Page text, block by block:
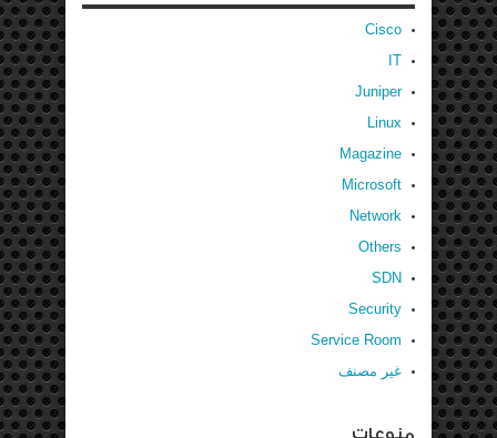
Cisco
IT
Juniper
Linux
Magazine
Microsoft
Network
Others
SDN
Security
Service Room
غير مصنف
منوعات